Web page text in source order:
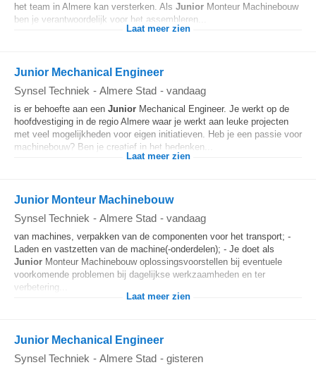
het team in Almere kan versterken. Als Junior Monteur Machinebouw
ben je verantwoordelijk voor het assembleren...
Laat meer zien
Junior Mechanical Engineer
Synsel Techniek - Almere Stad - vandaag
is er behoefte aan een Junior Mechanical Engineer. Je werkt op de
hoofdvestiging in de regio Almere waar je werkt aan leuke projecten
met veel mogelijkheden voor eigen initiatieven. Heb je een passie voor
machinebouw? Ben je creatief in het bedenken...
Laat meer zien
Junior Monteur Machinebouw
Synsel Techniek - Almere Stad - vandaag
van machines, verpakken van de componenten voor het transport; -
Laden en vastzetten van de machine(-onderdelen); - Je doet als
Junior Monteur Machinebouw oplossingsvoorstellen bij eventuele
voorkomende problemen bij dagelijkse werkzaamheden en ter
verbetering...
Laat meer zien
Junior Mechanical Engineer
Synsel Techniek - Almere Stad - gisteren